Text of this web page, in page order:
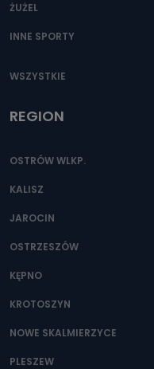
ŻUŻEL
INNE SPORTY
WSZYSTKIE
REGION
OSTRÓW WLKP.
KALISZ
JAROCIN
OSTRZESZÓW
KĘPNO
KROTOSZYN
NOWE SKALMIERZYCE
PLESZEW